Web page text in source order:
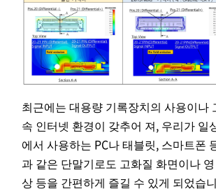
최근에는 대용량 기록장치의 사용이나
속 인터넷 환경이 갖추어 져, 우리가 일
에서 사용하는 PC나 태블릿, 스마트폰
과 같은 단말기로도 고화질 화면이나 영
상 등을 간편하게 즐길 수 있게 되었습